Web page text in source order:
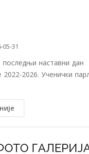
05-31
последњи наставни дан
2022-2026. Ученички